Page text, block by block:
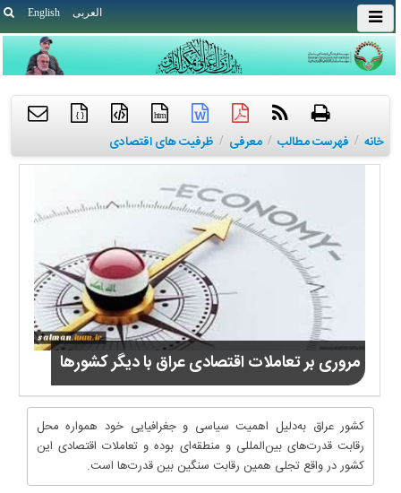
English العربی
htm
{ }
خانه / فهرست مطالب / معرفی / ظرفیت های اقتصادی
مروری بر تعاملات اقتصادی عراق با دیگر کشورها
کشور عراق به‌دلیل اهمیت سیاسی و جغرافیایی خود همواره محل
رقابت قدرت‌های بین‌المللی و منطقه‌ای بوده و تعاملات اقتصادی این
کشور در واقع تجلی همین رقابت سنگین بین قدرت‌ها‌ است.